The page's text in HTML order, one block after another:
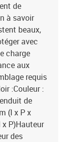
de
à savoir
beaux,
avec
charge
aux
requis
:Couleur :
de
(l x P x
P)Hauteur
des